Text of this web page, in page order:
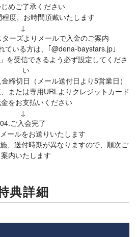
めご了承ください
度、お時間頂戴いたします
↓
ーズよりメールで入金のご案内
ている方は、｢@dena-baystars.jp｣
を受信できるよう必ず設定してくださ
い
締切日（メール送付日より5営業日）
または専用URLよりクレジットカード
をお支払いください
↓
04.ご入会完了
ールをお送りいたします
、送付時期が異なりますので、順次ご
案内いたします
典詳細